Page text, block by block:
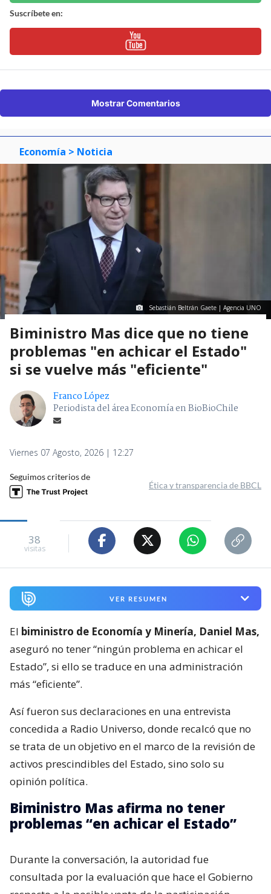
Suscríbete en:
Mostrar Comentarios
Economía > Noticia
Sebastián Beltrán Gaete | Agencia UNO
Biministro Mas dice que no tiene
problemas "en achicar el Estado"
si se vuelve más "eficiente"
Franco López
Periodista del área Economía en BioBioChile
Viernes 07 Agosto, 2026 | 12:27
Seguimos criterios de
Ética y transparencia de BBCL
38
visitas
VER RESUMEN
El biministro de Economía y Minería, Daniel Mas,
aseguró no tener “ningún problema en achicar el
Estado”, si ello se traduce en una administración
más “eficiente”.
Así fueron sus declaraciones en una entrevista
concedida a Radio Universo, donde recalcó que no
se trata de un objetivo en el marco de la revisión de
activos prescindibles del Estado, sino solo su
opinión política.
Biministro Mas afirma no tener
problemas “en achicar el Estado”
Durante la conversación, la autoridad fue
consultada por la evaluación que hace el Gobierno